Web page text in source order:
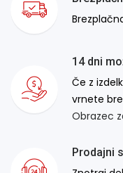
14 dni
Če z
vrnete
Obrazec
Prodajni